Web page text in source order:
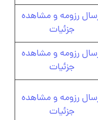
رزومه و مشاهده
جزئیات
رزومه و مشاهده
جزئیات
رزومه و مشاهده
جزئیات